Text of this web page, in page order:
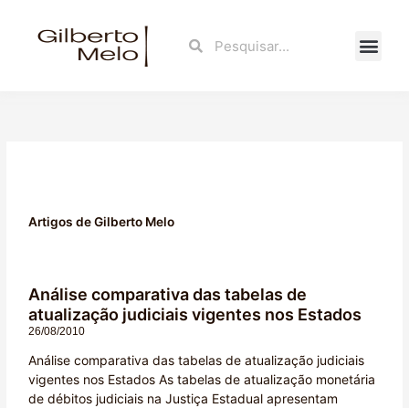
Search
Artigos de Gilberto Melo
Análise comparativa das tabelas de
atualização judiciais vigentes nos Estados
26/08/2010
Análise comparativa das tabelas de atualização judiciais
vigentes nos Estados As tabelas de atualização monetária
de débitos judiciais na Justiça Estadual apresentam
P
a
e
P
a
P
a
P
a